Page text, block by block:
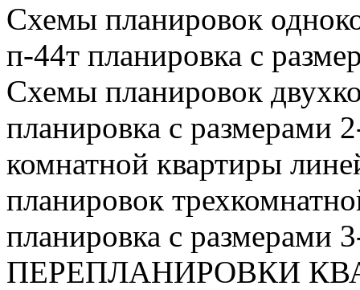
Схемы планировок
п-44т планировка с
Схемы планировок
планировка с размерами
комнатной квартиры
планировок
планировка с размерами
ПЕРЕПЛАНИРОВКИ